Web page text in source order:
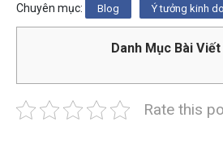
Chuyên mục: Blog Ý tưởng kinh
Danh Mục Bài Viết
Rate this